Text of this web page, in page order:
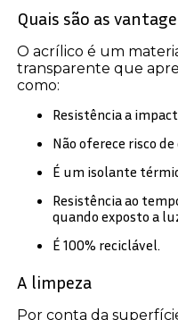
Quais são as
O acrílico é um
transparente que
como:
Resistência a
Não oferece risco
É um isolante
Resistência ao tempo sem amarelar ou quebrar
quando exposto a
É 100% reciclável.
A limpeza
Por conta da